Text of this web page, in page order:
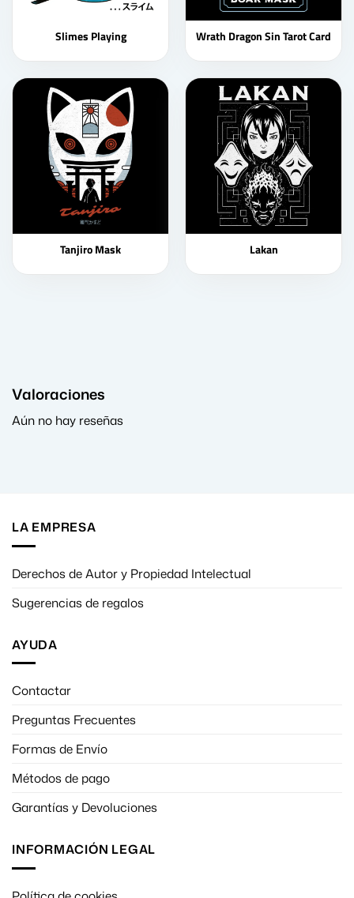
Slimes Playing Wrath Dragon Sin Tarot Card
Tanjiro Mask Lakan
Valoraciones
Aún no hay reseñas
LA EMPRESA
Derechos de Autor y Propiedad Intelectual
Sugerencias de regalos
AYUDA
Contactar
Preguntas Frecuentes
Formas de Envío
Métodos de pago
Garantías y Devoluciones
INFORMACIÓN LEGAL